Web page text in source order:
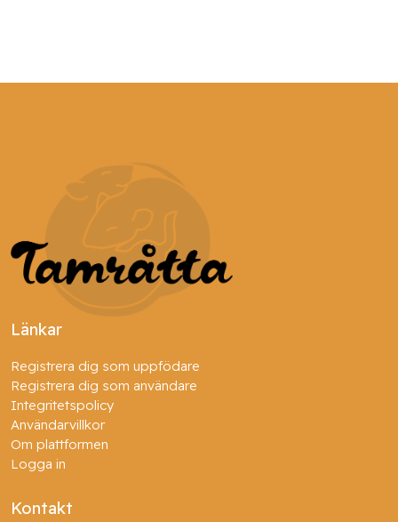
Länkar
Registrera dig som uppfödare
Registrera dig som användare
Integritetspolicy
Användarvillkor
Om plattformen
Logga in
Kontakt